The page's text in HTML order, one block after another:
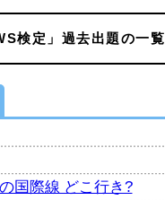
検定」過去出題の一覧
国際線 どこ行き?